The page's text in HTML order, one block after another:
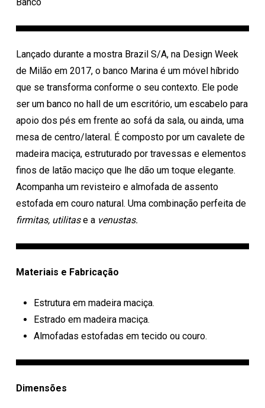
Lançado durante a mostra Brazil S/A, na Design Week
de Milão em 2017, o banco Marina é um móvel híbrido
que se transforma conforme o seu contexto. Ele pode
ser um banco no hall de um escritório, um escabelo para
apoio dos pés em frente ao sofá da sala, ou ainda, uma
mesa de centro/lateral. É composto por um cavalete de
madeira maciça, estruturado por travessas e elementos
finos de latão maciço que lhe dão um toque elegante.
Acompanha um revisteiro e almofada de assento
estofada em couro natural. Uma combinação perfeita de
firmitas, utilitase a venustas.
Materiais e Fabricação
Estrutura em madeira maciça.
Estrado em madeira maciça.
Almofadas estofadas em tecido ou couro.
Dimensões